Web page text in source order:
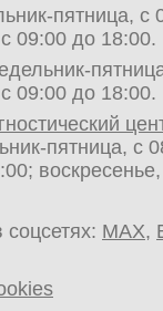
пятница, с
09:00 до 18:00.
09:00 до 18:00.
пятница, с
MAX,